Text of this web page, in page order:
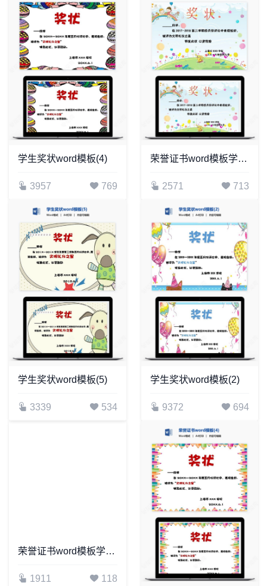
学生奖状word模板(4)
3957 769
荣誉证书word模板学生奖状word模板(3)
2571 713
学生奖状word模板(5)
3339 534
学生奖状word模板(2)
9372 694
荣誉证书word模板学生奖状word模板(2)
1911 118